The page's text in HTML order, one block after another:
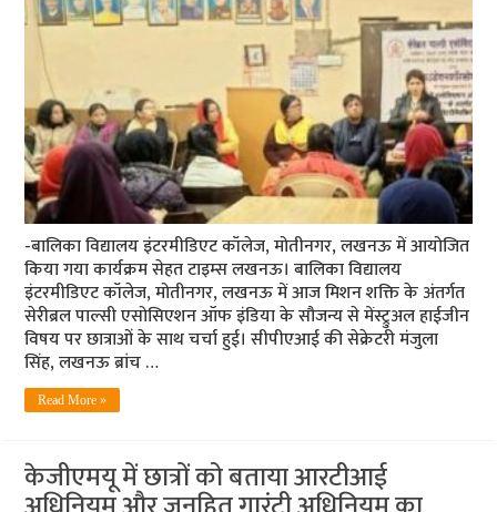
-बालिका विद्यालय इंटरमीडिएट कॉलेज, मोतीनगर, लखनऊ में आयोजित
किया गया कार्यक्रम सेहत टाइम्स लखनऊ। बालिका विद्यालय
इंटरमीडिएट कॉलेज, मोतीनगर, लखनऊ में आज मिशन शक्ति के अंतर्गत
सेरीब्रल पाल्सी एसोसिएशन ऑफ इंडिया के सौजन्य से मेंस्ट्रुअल हाईजीन
विषय पर छात्राओं के साथ चर्चा हुई। सीपीएआई की सेक्रेटरी मंजुला
सिंह, लखनऊ ब्रांच …
Read More »
केजीएमयू में छात्रों को बताया आरटीआई